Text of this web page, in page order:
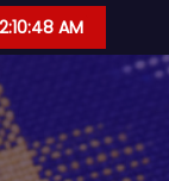
2:10:49 AM